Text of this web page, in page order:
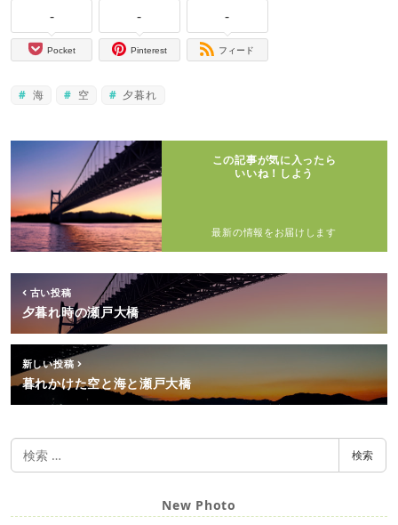
-
Pocket
-
Pinterest
-
フィード
海 空 夕暮れ
この記事が気に入ったら
いいね！しよう
最新の情報をお届けします
古い投稿
夕暮れ時の瀬戸大橋
新しい投稿
暮れかけた空と海と瀬戸大橋
検
索
検索
New Photo